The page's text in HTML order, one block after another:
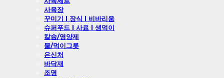
사육장
꾸미기 l 장식 l 비바리움
슈퍼푸드 l 사료 l 생먹이
칼슘/영양제
물/먹이그릇
은신처
바닥재
조명